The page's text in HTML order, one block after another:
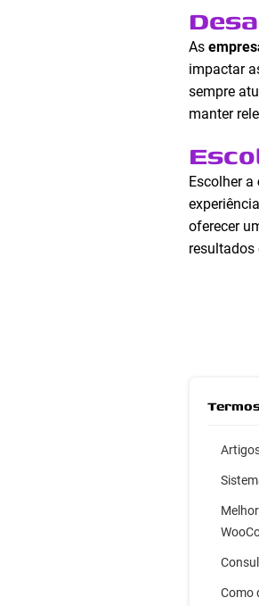
As
impactar
sempre
manter
Escolher a
oferecer
resultados
Como